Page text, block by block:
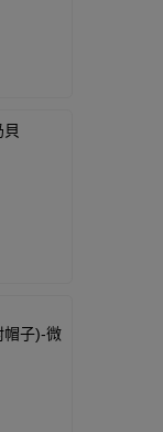
帽子)-微